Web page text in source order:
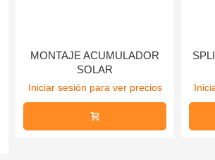
MONTAJE ACUMULADOR
SOLAR
Iniciar sesión para ver precios